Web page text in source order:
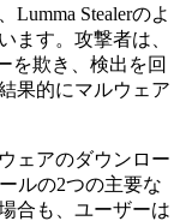
Stealerのよ
ます。攻撃者は、
を欺き、検出を回
果的にマルウェア
ェアのダウンロー
ルの2つの主要な
合も、ユーザーは